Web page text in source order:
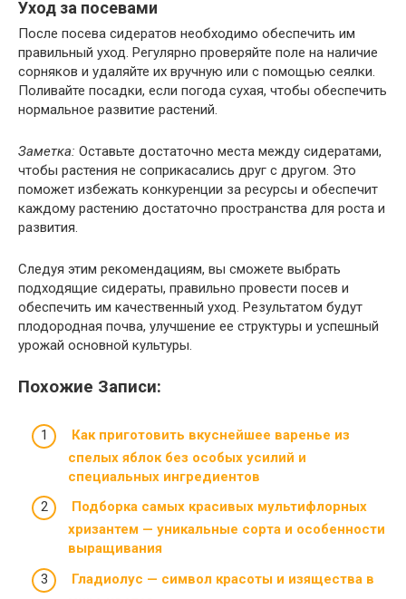
Уход за посевами
После посева сидератов необходимо обеспечить им
правильный уход. Регулярно проверяйте поле на наличие
сорняков и удаляйте их вручную или с помощью сеялки.
Поливайте посадки, если погода сухая, чтобы обеспечить
нормальное развитие растений.
Заметка: Оставьте достаточно места между сидератами,
чтобы растения не соприкасались друг с другом. Это
поможет избежать конкуренции за ресурсы и обеспечит
каждому растению достаточно пространства для роста и
развития.
Следуя этим рекомендациям, вы сможете выбрать
подходящие сидераты, правильно провести посев и
обеспечить им качественный уход. Результатом будут
плодородная почва, улучшение ее структуры и успешный
урожай основной культуры.
Похожие Записи:
Как приготовить вкуснейшее варенье из
спелых яблок без особых усилий и
специальных ингредиентов
Подборка самых красивых мультифлорных
хризантем — уникальные сорта и особенности
выращивания
Гладиолус — символ красоты и изящества в